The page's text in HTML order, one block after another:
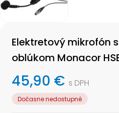
Elektretový mikrofón
oblúkom Monacor
45,90 € s DPH
Dočasne nedostupné